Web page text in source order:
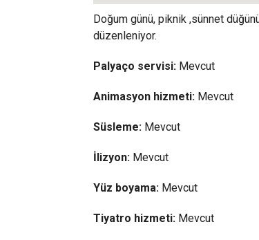
Doğum günü, piknik ,sünnet
düzenleniyor.
Palyaço servisi: Mevcut
Animasyon hizmeti: Mevcut
Süsleme: Mevcut
İlizyon: Mevcut
Yüz boyama: Mevcut
Tiyatro hizmeti: Mevcut